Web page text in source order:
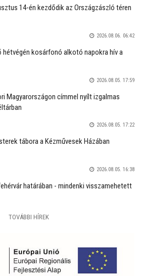
14-én kezdődik az Országzászló téren
2026.08.06. 06:42
kosárfonó alkotó napokra hív a
2026.08.05. 17:59
Magyarországon címmel nyílt izgalmas
2026.08.05. 17:22
tábora a Kézművesek Házában
2026.08.05. 16:38
határában - mindenki visszamehetett
TOVÁBBI HÍREK